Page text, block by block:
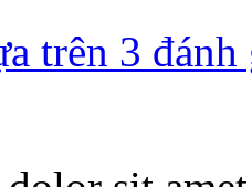
trên 3 đánh